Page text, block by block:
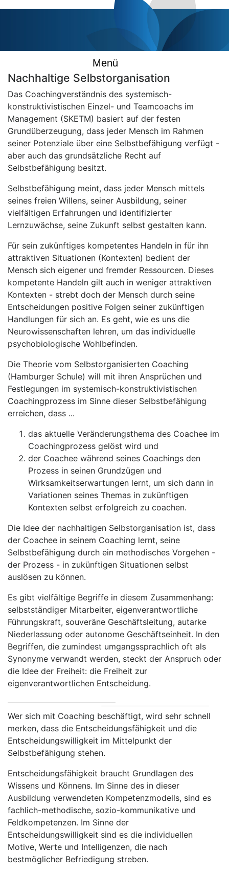
Menü
Nachhaltige Selbstorganisation
Das Coachingverständnis des systemisch-
konstruktivistischen Einzel- und Teamcoachs im
Management (SKETM) basiert auf der festen
Grundüberzeugung, dass jeder Mensch im Rahmen
seiner Potenziale über eine Selbstbefähigung verfügt -
aber auch das grundsätzliche Recht auf
Selbstbefähigung besitzt.
Selbstbefähigung meint, dass jeder Mensch mittels
seines freien Willens, seiner Ausbildung, seiner
vielfältigen Erfahrungen und identifizierter
Lernzuwächse, seine Zukunft selbst gestalten kann.
Für sein zukünftiges kompetentes Handeln in für ihn
attraktiven Situationen (Kontexten) bedient der
Mensch sich eigener und fremder Ressourcen. Dieses
kompetente Handeln gilt auch in weniger attraktiven
Kontexten - strebt doch der Mensch durch seine
Entscheidungen positive Folgen seiner zukünftigen
Handlungen für sich an. Es geht, wie es uns die
Neurowissenschaften lehren, um das individuelle
psychobiologische Wohlbefinden.
Die Theorie vom Selbstorganisierten Coaching
(Hamburger Schule) will mit ihren Ansprüchen und
Festlegungen im systemisch-konstruktivistischen
Coachingprozess im Sinne dieser Selbstbefähigung
erreichen, dass ...
das aktuelle Veränderungsthema des Coachee im
Coachingprozess gelöst wird und
der Coachee während seines Coachings den
Prozess in seinen Grundzügen und
Wirksamkeitserwartungen lernt, um sich dann in
Variationen seines Themas in zukünftigen
Kontexten selbst erfolgreich zu coachen.
Die Idee der nachhaltigen Selbstorganisation ist, dass
der Coachee in seinem Coaching lernt, seine
Selbstbefähigung durch ein methodisches Vorgehen -
der Prozess - in zukünftigen Situationen selbst
auslösen zu können.
Es gibt vielfältige Begriffe in diesem Zusammenhang:
selbstständiger Mitarbeiter, eigenverantwortliche
Führungskraft, souveräne Geschäftsleitung, autarke
Niederlassung oder autonome Geschäftseinheit. In den
Begriffen, die zumindest umgangssprachlich oft als
Synonyme verwandt werden, steckt der Anspruch oder
die Idee der Freiheit: die Freiheit zur
eigenverantwortlichen Entscheidung.
Wer sich mit Coaching beschäftigt, wird sehr schnell
merken, dass die Entscheidungsfähigkeit und die
Entscheidungswilligkeit im Mittelpunkt der
Selbstbefähigung stehen.
Entscheidungsfähigkeit braucht Grundlagen des
Wissens und Könnens. Im Sinne des in dieser
Ausbildung verwendeten Kompetenzmodells, sind es
fachlich-methodische, sozio-kommunikative und
Feldkompetenzen. Im Sinne der
Entscheidungswilligkeit sind es die individuellen
Motive, Werte und Intelligenzen, die nach
bestmöglicher Befriedigung streben.